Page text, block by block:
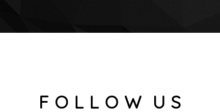
F O L L O W U S